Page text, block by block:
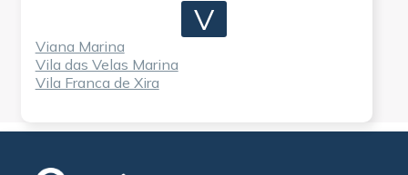
V
Viana Marina
Vila das Velas Marina
Vila Franca de Xira